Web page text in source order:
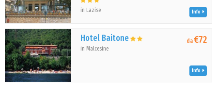
in Lazise Info
Hotel Baitone
in Malcesine
da€72
Info